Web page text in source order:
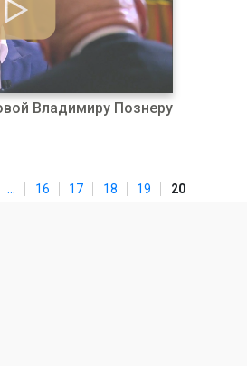
Владимиру Познеру
16 17 18 19 20